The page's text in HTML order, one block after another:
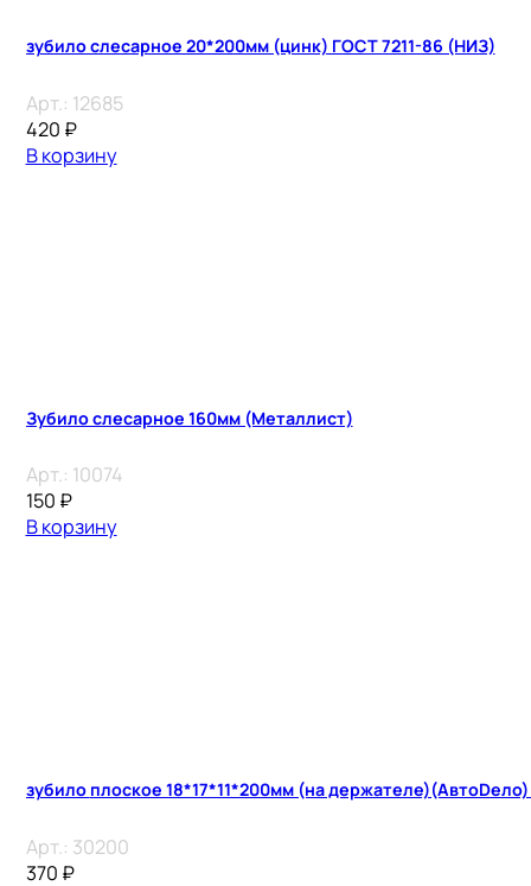
зубило слесарное 20*200мм (цинк) ГОСТ 7211-86 (НИЗ)
Арт.: 12685
420 ₽
В корзину
Зубило слесарное 160мм (Металлист)
Арт.: 10074
150 ₽
В корзину
зубило плоское 18*17*11*200мм (на
Арт.: 30200
370 ₽